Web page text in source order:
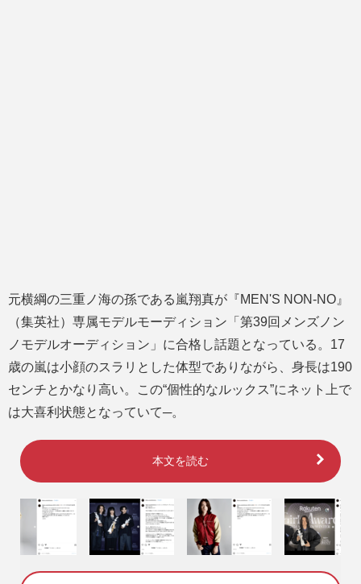
元横綱の三重ノ海の孫である嵐翔真が『MEN'S NON-NO』
（集英社）専属モデルモーディション「第39回メンズノン
ノモデルオーディション」に合格し話題となっている。17
歳の嵐は小顔のスラリとした体型でありながら、身長は190
センチとかなり高い。この“個性的なルックス”にネット上で
は大喜利状態となっていて─。
本文を読む